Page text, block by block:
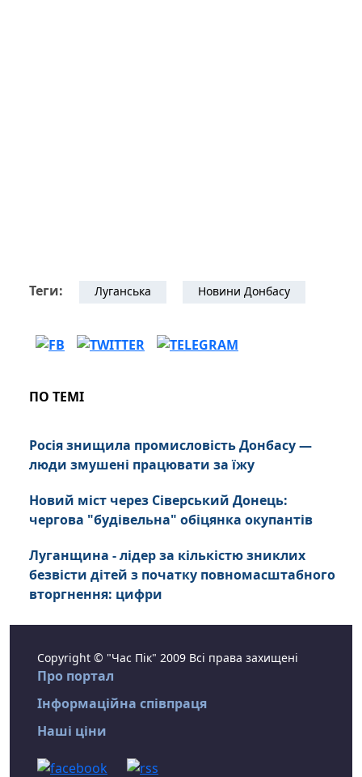
Теги: Луганська Новини Донбасу
ПО ТЕМІ
Росія знищила промисловість Донбасу —
люди змушені працювати за їжу
Новий міст через Сіверський Донець:
чергова "будівельна" обіцянка окупантів
Луганщина - лідер за кількістю зниклих
безвісти дітей з початку повномасштабного
вторгнення: цифри
Copyright © "Час Пік" 2009 Всі права захищені
Про портал
Інформаційна співпраця
Наші ціни